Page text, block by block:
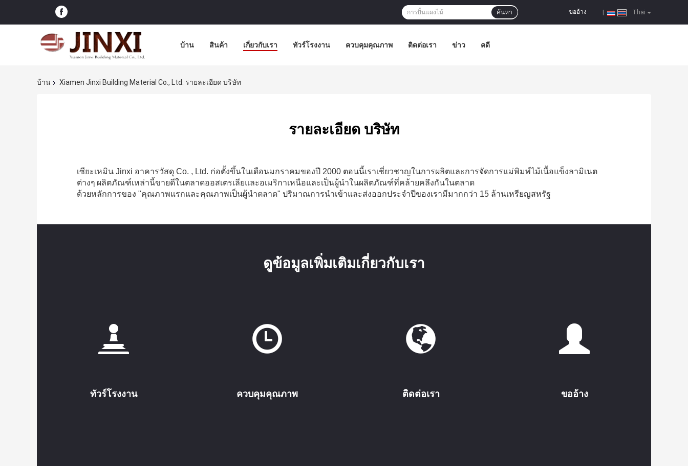
Thai
ขออ้าง
ค้นหา
บ้าน สินค้า เกี่ยวกับเรา ทัวร์โรงงาน ควบคุมคุณภาพ ติดต่อเรา ข่าว คดี
บ้าน Xiamen Jinxi Building Material Co., Ltd. รายละเอียด บริษัท
รายละเอียด บริษัท
เซียะเหมิน Jinxi อาคารวัสดุ Co. , Ltd. ก่อตั้งขึ้นในเดือนมกราคมของปี 2000 ตอนนี้เราเชี่ยวชาญในการผลิตและการจัดการแม่พิมพ์ไม้เนื้อแข็งลามิเนต
ต่างๆ ผลิตภัณฑ์เหล่านี้ขายดีในตลาดออสเตรเลียและอเมริกาเหนือและเป็นผู้นำในผลิตภัณฑ์ที่คล้ายคลึงกันในตลาด
ด้วยหลักการของ "คุณภาพแรกและคุณภาพเป็นผู้นำตลาด" ปริมาณการนำเข้าและส่งออกประจำปีของเรามีมากกว่า 15 ล้านเหรียญสหรัฐ
ดูข้อมูลเพิ่มเติมเกี่ยวกับเรา
ทัวร์โรงงาน ควบคุมคุณภาพ ติดต่อเรา ขออ้าง